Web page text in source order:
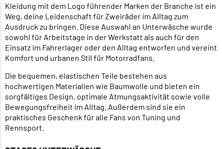
Kleidung mit dem Logo führender Marken der Branche ist ein
Weg, deine Leidenschaft für Zweiräder im Alltag zum
Ausdruck zu bringen. Diese Auswahl an Unterwäsche wurde
sowohl für Arbeitstage in der Werkstatt als auch für den
Einsatz im Fahrerlager oder den Alltag entworfen und vereint
Komfort und urbanen Stil für Motorradfans.
Die bequemen, elastischen Teile bestehen aus
hochwertigen Materialien wie Baumwolle und bieten ein
sorgfältiges Design, optimale Atmungsaktivität sowie volle
Bewegungsfreiheit im Alltag. Außerdem sind sie ein
praktisches Geschenk für alle Fans von Tuning und
Rennsport.